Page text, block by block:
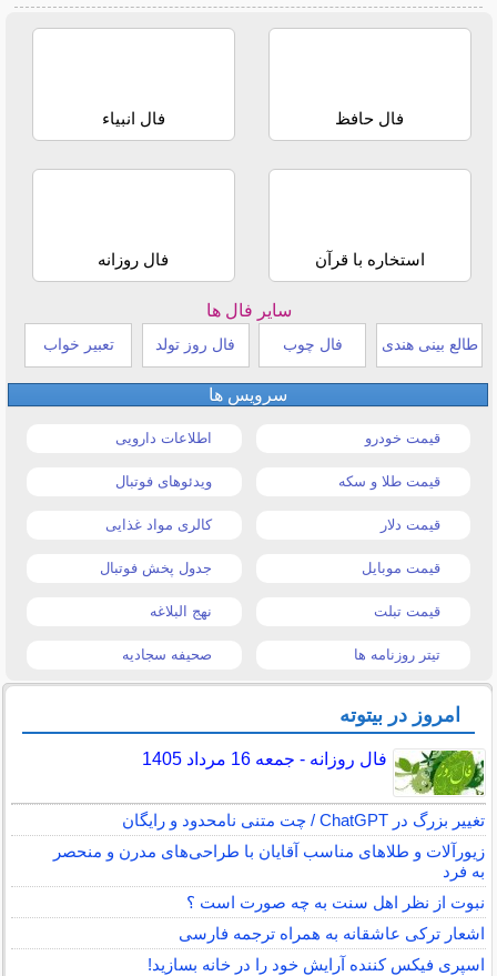
فال حافظ فال انبیاء
استخاره با قرآن فال روزانه
سایر فال ها
طالع بینی هندی فال چوب فال روز تولد تعبیر خواب
سرویس ها
قیمت خودرو اطلاعات دارویی
قیمت طلا و سکه ویدئوهای فوتبال
قیمت دلار کالری مواد غذایی
قیمت موبایل جدول پخش فوتبال
قیمت تبلت نهج البلاغه
تیتر روزنامه ها صحیفه سجادیه
امروز در بیتوته
فال روزانه - جمعه 16 مرداد 1405
تغییر بزرگ در ChatGPT / چت متنی نامحدود و رایگان
زیورآلات و طلاهای مناسب آقایان با طراحی‌های مدرن و منحصر
به فرد
نبوت از نظر اهل سنت به چه صورت است ؟
اشعار ترکی عاشقانه به همراه ترجمه فارسی
اسپری فیکس کننده آرایش خود را در خانه بسازید!